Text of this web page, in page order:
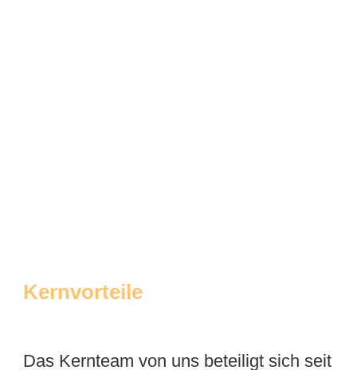
Das Kernteam von uns beteiligt sich seit